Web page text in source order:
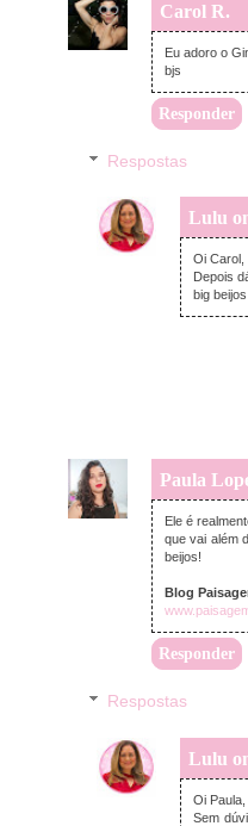
Carol R.
Eu adoro o
bjs
Responder
Respostas
Lulu
Oi Carol,
Depois
big beijos
Paula
Ele é
que vai além
beijos!
Blog
Responder
Respostas
Lulu
Oi Paula,
Sem